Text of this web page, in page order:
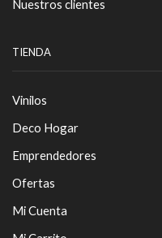
Nuestros clientes
TIENDA
Vinilos
Deco Hogar
Emprendedores
Ofertas
Mi Cuenta